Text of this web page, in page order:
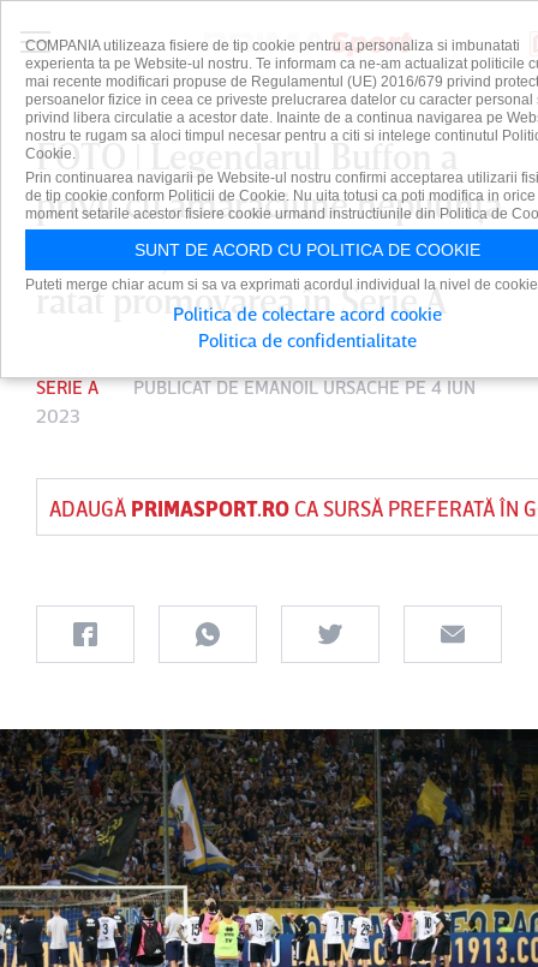
FOTO ǀ Legendarul Buffon a
privit cu amărăciune neputinţa
lui Man şi Mihăilă! Parma a
ratat promovarea în Serie A
SERIE A PUBLICAT DEEMANOIL URSACHEPE 4 IUN
2023
ADAUGĂ PRIMASPORT.ROCA SURSĂ PREFERATĂ ÎN
COMPANIA utilizeaza fisiere de tip cookie pentru a personaliza si imbunatati
experienta ta pe Website-ul nostru. Te informam ca ne-am actualizat politicile
mai recente modificari propuse de Regulamentul (UE) 2016/679 privind
persoanelor fizice in ceea ce priveste prelucrarea datelor cu caracter personal
privind libera circulatie a acestor date. Inainte de a continua navigarea pe
nostru te rugam sa aloci timpul necesar pentru a citi si intelege continutul
Cookie.
Prin continuarea navigarii pe Website-ul nostru confirmi acceptarea utilizarii
de tip cookie conform Politicii de Cookie. Nu uita totusi ca poti modifica in orice
moment setarile acestor fisiere cookie urmand instructiunile din Politica de
SUNT DE ACORD CU POLITICA DE COOKIE
Puteti merge chiar acum si sa va exprimati acordul individual la nivel de
Politica de colectare acord cookie
Politica de confidentialitate